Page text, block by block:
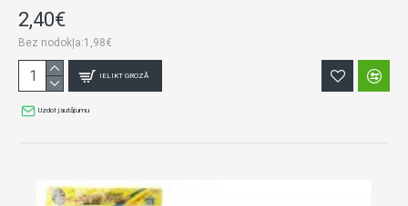
2,40€
Bez nodokļa:1,98€
IELIKT GROZĀ
Uzdot jautājumu